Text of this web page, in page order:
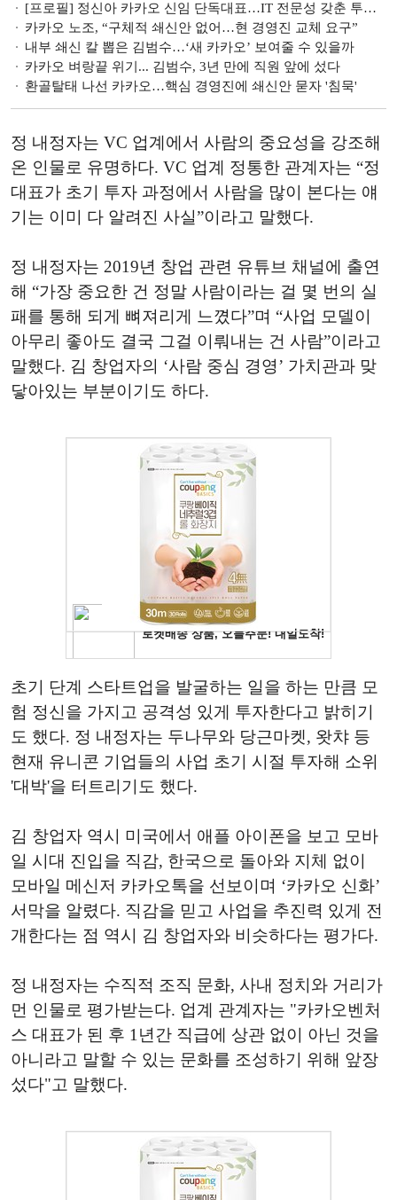
[프로필] 정신아 카카오 신임 단독대표…IT 전문성 갖춘 투자 전문가
카카오 노조, “구체적 쇄신안 없어…현 경영진 교체 요구”
내부 쇄신 칼 뽑은 김범수…‘새 카카오’ 보여줄 수 있을까
카카오 벼랑끝 위기... 김범수, 3년 만에 직원 앞에 섰다
환골탈태 나선 카카오…핵심 경영진에 쇄신안 묻자 '침묵'
정 내정자는 VC 업계에서 사람의 중요성을 강조해
온 인물로 유명하다. VC 업계 정통한 관계자는 “정
대표가 초기 투자 과정에서 사람을 많이 본다는 얘
기는 이미 다 알려진 사실”이라고 말했다.
정 내정자는 2019년 창업 관련 유튜브 채널에 출연
해 “가장 중요한 건 정말 사람이라는 걸 몇 번의 실
패를 통해 되게 뼈져리게 느꼈다”며 “사업 모델이
아무리 좋아도 결국 그걸 이뤄내는 건 사람”이라고
말했다. 김 창업자의 ‘사람 중심 경영’ 가치관과 맞
닿아있는 부분이기도 하다.
초기 단계 스타트업을 발굴하는 일을 하는 만큼 모
험 정신을 가지고 공격성 있게 투자한다고 밝히기
도 했다. 정 내정자는 두나무와 당근마켓, 왓챠 등
현재 유니콘 기업들의 사업 초기 시절 투자해 소위
'대박'을 터트리기도 했다.
김 창업자 역시 미국에서 애플 아이폰을 보고 모바
일 시대 진입을 직감, 한국으로 돌아와 지체 없이
모바일 메신저 카카오톡을 선보이며 ‘카카오 신화’
서막을 알렸다. 직감을 믿고 사업을 추진력 있게 전
개한다는 점 역시 김 창업자와 비슷하다는 평가다.
정 내정자는 수직적 조직 문화, 사내 정치와 거리가
먼 인물로 평가받는다. 업계 관계자는 "카카오벤처
스 대표가 된 후 1년간 직급에 상관 없이 아닌 것을
아니라고 말할 수 있는 문화를 조성하기 위해 앞장
섰다"고 말했다.